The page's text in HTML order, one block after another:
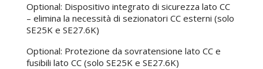
Optional: Dispositivo integrato di sicurezza lato CC
– elimina la necessità di sezionatori CC esterni (solo
SE25K e SE27.6K)
Optional: Protezione da sovratensione lato CC e
fusibili lato CC (solo SE25K e SE27.6K)